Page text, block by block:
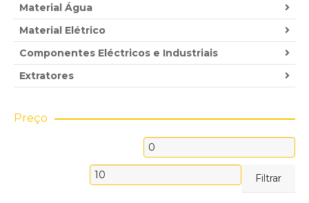
Material Água
Material Elétrico
Componentes Eléctricos e Industriais
Extratores
Preço
Filtrar